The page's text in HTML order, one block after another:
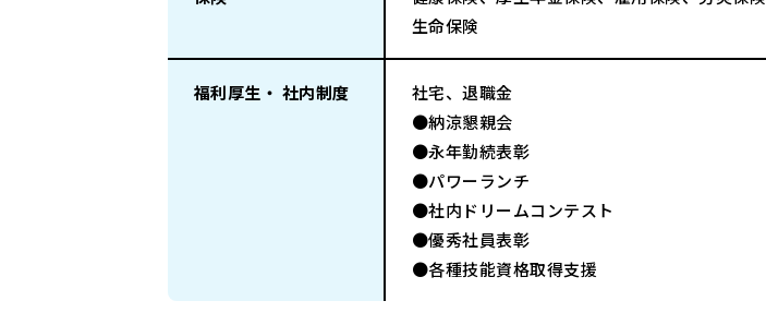
生命保険
福利厚生・ 社内制度
社宅、退職金
●納涼懇親会
●永年勤続表彰
●パワーランチ
●社内ドリームコンテスト
●優秀社員表彰
●各種技能資格取得支援